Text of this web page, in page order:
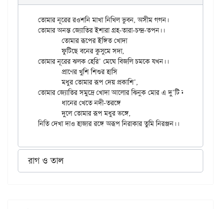
তোমার নূরের রওশনি মাখা নিখিল ভুবন, অসীম গগন।
তোমার অনন্ত জ্যোতির ইশারা গ্রহ-তারা-চন্দ্র-তপন।।
	ফুটিছে বনের কুসুমে সদা,
তোমার নূরের ঝলক হেরি’ মেঘে বিজলি চমকে যখন।।
	মধুর তোমার রূপ দেয় প্রকাশি’,
তোমার জ্যোতির সমুদ্রে খোদা আলোর ঝিনুক মোর এ দু’টি নয়ন।।
	দুলে তোমার রূপ মধুর ভঙ্গে,
রাগ ও তাল